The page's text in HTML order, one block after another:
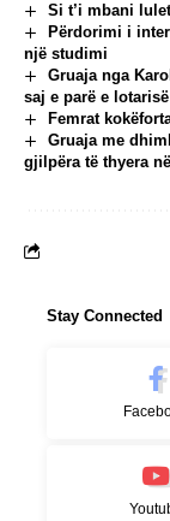
Si t’i mbani
Përdorimi i
një studimi
Gruaja nga
saj e parë e lotarisë
Femrat
Gruaja me
gjilpëra të thyera
Stay Connected